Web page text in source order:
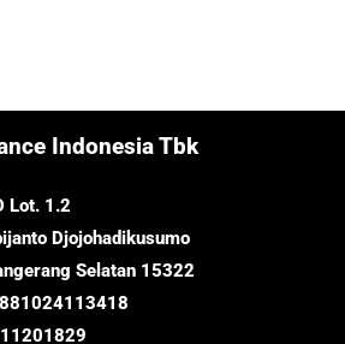
Indonesia Tbk
Lot. 1.2
Djojohadikusumo
Selatan 15322